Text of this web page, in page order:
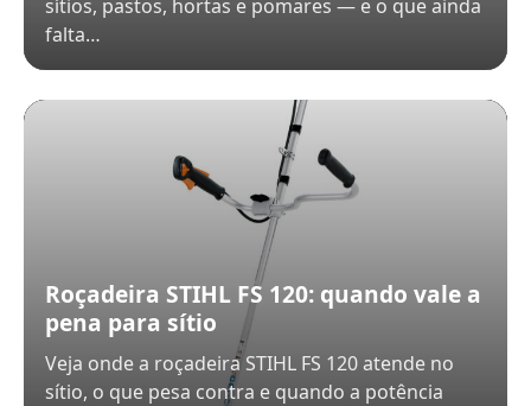
sítios, pastos, hortas e pomares — e o que ainda
falta…
Roçadeira STIHL FS 120: quando vale a
pena para sítio
Veja onde a roçadeira STIHL FS 120 atende no
sítio, o que pesa contra e quando a potência